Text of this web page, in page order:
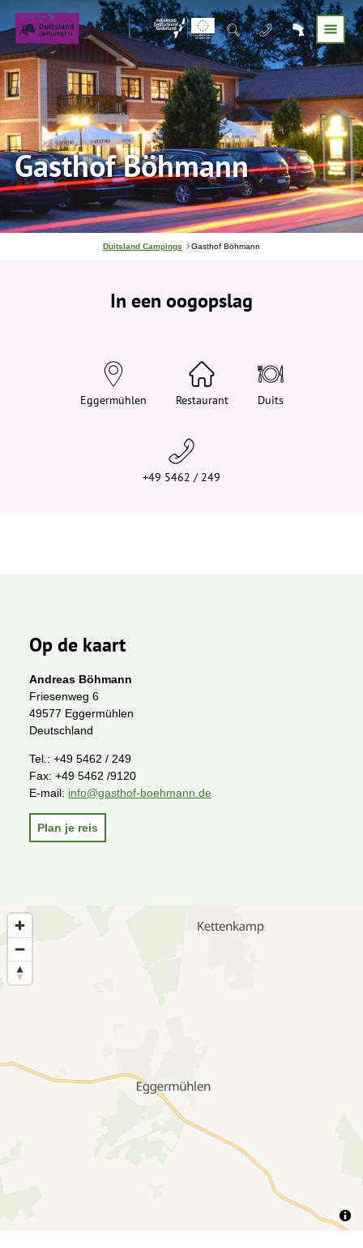
Gasthof Böhmann
J
e
h
e
Duitsland Campings Gasthof Böhmann
In een oogopslag
Eggermühlen Restaurant Duits
+49 5462 / 249
Op de kaart
Andreas Böhmann
Friesenweg 6
49577 Eggermühlen
Deutschland
Tel.: +49 5462 / 249
Fax: +49 5462 /9120
E-mail: info@gasthof-boehmann.de
Plan je reis